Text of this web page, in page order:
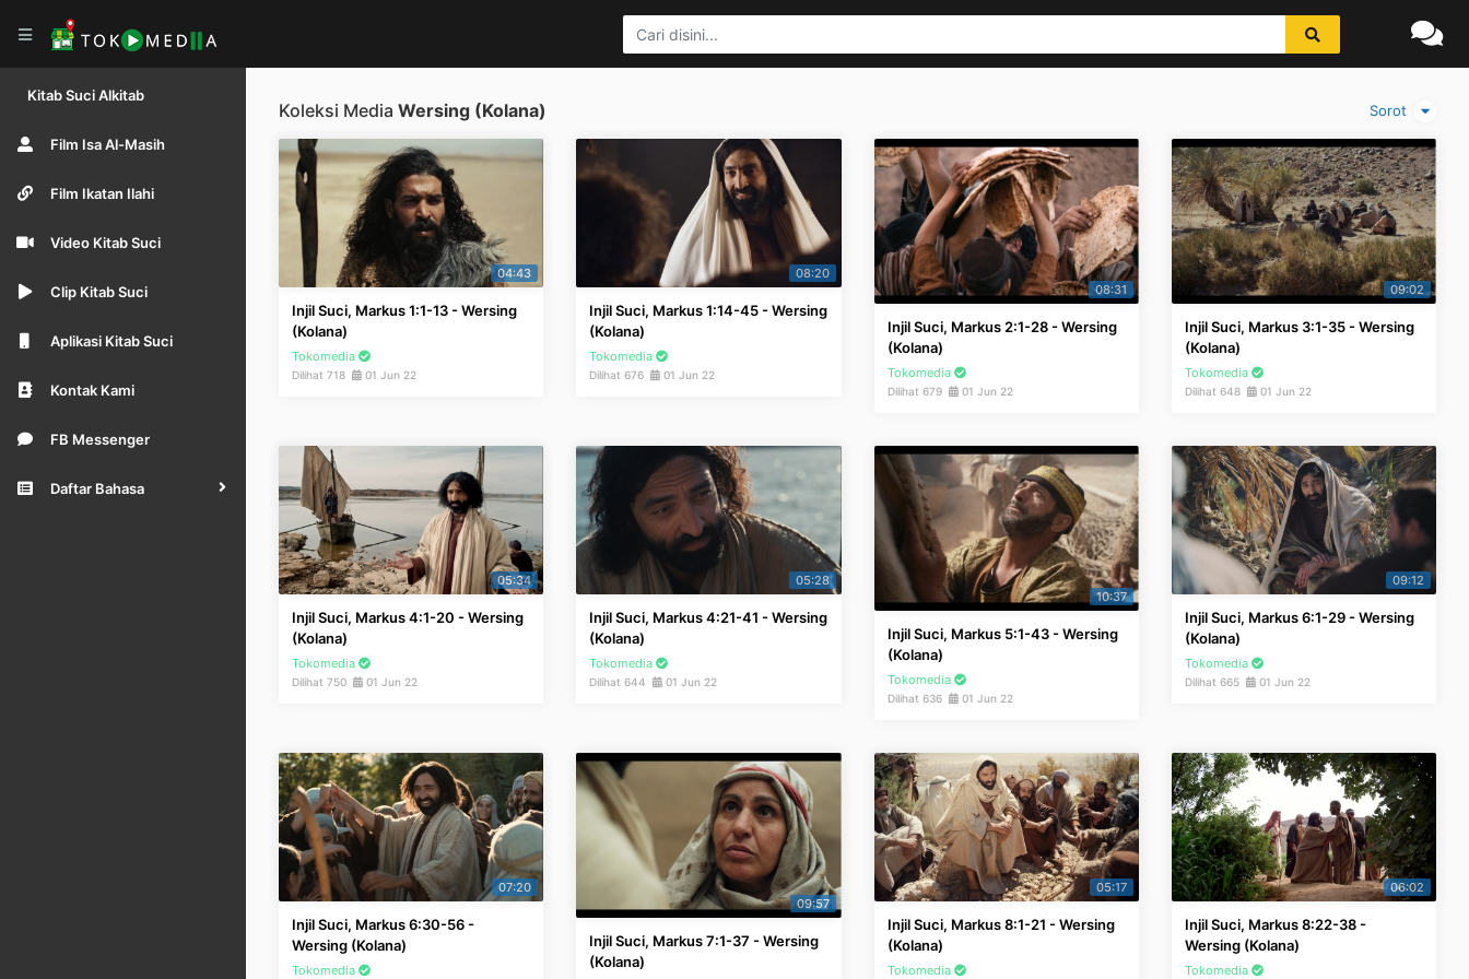
Kitab Suci Alkitab
Film Isa Al-Masih
Film Ikatan Ilahi
Video Kitab Suci
Clip Kitab Suci
Aplikasi Kitab Suci
Kontak Kami
FB Messenger
Daftar Bahasa
Sorot
Koleksi Media Wersing (Kolana)
04:43
Injil Suci, Markus 1:1-13 - Wersing
(Kolana)
Tokomedia
Dilihat 718 01 Jun 22
08:20
Injil Suci, Markus 1:14-45 - Wersing
(Kolana)
Tokomedia
Dilihat 676 01 Jun 22
08:31
Injil Suci, Markus 2:1-28 - Wersing
(Kolana)
Tokomedia
Dilihat 679 01 Jun 22
09:02
Injil Suci, Markus 3:1-35 - Wersing
(Kolana)
Tokomedia
Dilihat 648 01 Jun 22
05:34
Injil Suci, Markus 4:1-20 - Wersing
(Kolana)
Tokomedia
Dilihat 750 01 Jun 22
05:28
Injil Suci, Markus 4:21-41 - Wersing
(Kolana)
Tokomedia
Dilihat 644 01 Jun 22
10:37
Injil Suci, Markus 5:1-43 - Wersing
(Kolana)
Tokomedia
Dilihat 636 01 Jun 22
09:12
Injil Suci, Markus 6:1-29 - Wersing
(Kolana)
Tokomedia
Dilihat 665 01 Jun 22
07:20
Injil Suci, Markus 6:30-56 -
Wersing (Kolana)
Tokomedia
09:57
Injil Suci, Markus 7:1-37 - Wersing
(Kolana)
05:17
Injil Suci, Markus 8:1-21 - Wersing
(Kolana)
Tokomedia
06:02
Injil Suci, Markus 8:22-38 -
Wersing (Kolana)
Tokomedia